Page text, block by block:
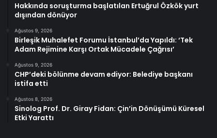
Hakkında soruşturma başlatılan Ertuğrul Özkök yurt
dışından dönüyor
Ağustos 9, 2026
Birleşik Muhalefet Forumu İstanbul’da Yapıldı: ‘Tek
Adam Rejimine Karşı Ortak Mücadele Çağrısı’
Ağustos 9, 2026
CHP’deki bölünme devam ediyor: Belediye başkanı
istifa etti
Ağustos 8, 2026
Sinolog Prof. Dr. Giray Fidan: Çin’in Dönüşümü Küresel
Etki Yarattı